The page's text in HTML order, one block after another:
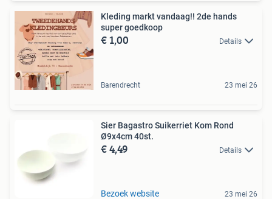
Kleding markt vandaag!! 2de hands
super goedkoop
€ 1,00 Details
Barendrecht 23 mei 26
Sier Bagastro Suikerriet Kom Rond
Ø9x4cm 40st.
€ 4,49 Details
Bezoek website 23 mei 26